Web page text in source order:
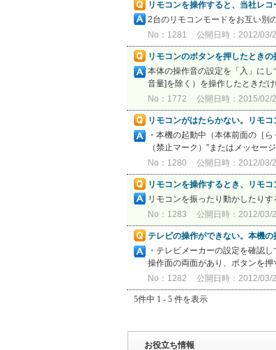
リモコンを操作すると、当社レコ
2台のリモコンモードをお互い別
No：1281 公開日時：2012/03/
リモコンのボタンを押したとき
本体の操作音の設定を「入」に
音量]を除く）を操作したときだ
No：1772
公開日時：2015/02/
リモコンがはたらかない。リモコ
・本機の起動中（本体前面の［
（禁止マーク）”またはメッセ
No：1280
公開日時：2012/03/
リモコンを操作するとき、リモコ
リモコンを振ったり動かしたり
No：1283 公開日時：2012/03/
テレビの操作ができない。本機の
・テレビメーカーの設定を確認
操作面の両面があり、ボタンを
No：1282
公開日時：2012/03/
5件中 1 - 5 件を表示
お役立ち情報